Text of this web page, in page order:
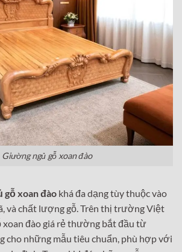
Giường ngủ gỗ xoan đào
gỗ xoan đào khá đa dạng tùy thuộc vào
và chất lượng gỗ. Trên thị trường Việt
xoan đào giá rẻ thường bắt đầu từ
cho những mẫu tiêu chuẩn, phù hợp với